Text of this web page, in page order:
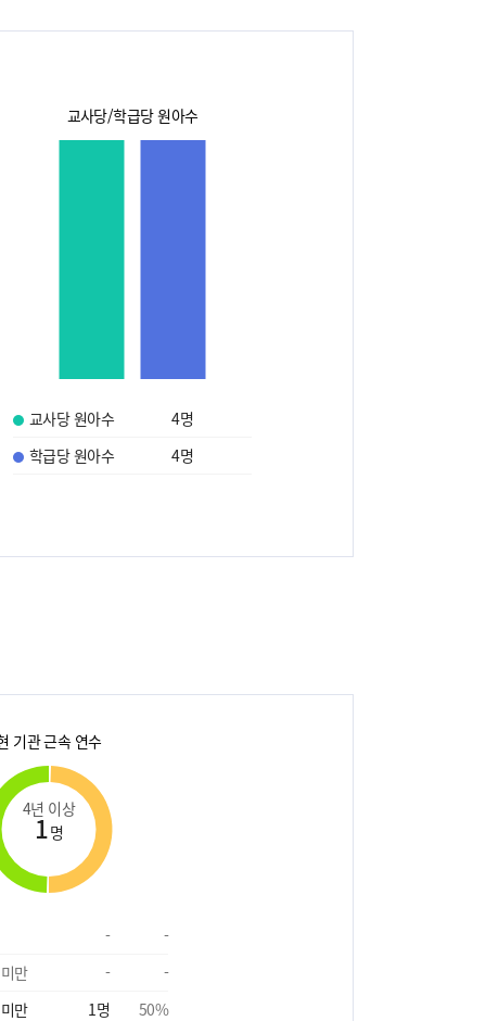
교사당/학급당 원아수
교사당 원아수 4명
학급당 원아수
4명
기관 근속 연수
4년 이상
1명
-
-
만
-
-
만
1 명 50%